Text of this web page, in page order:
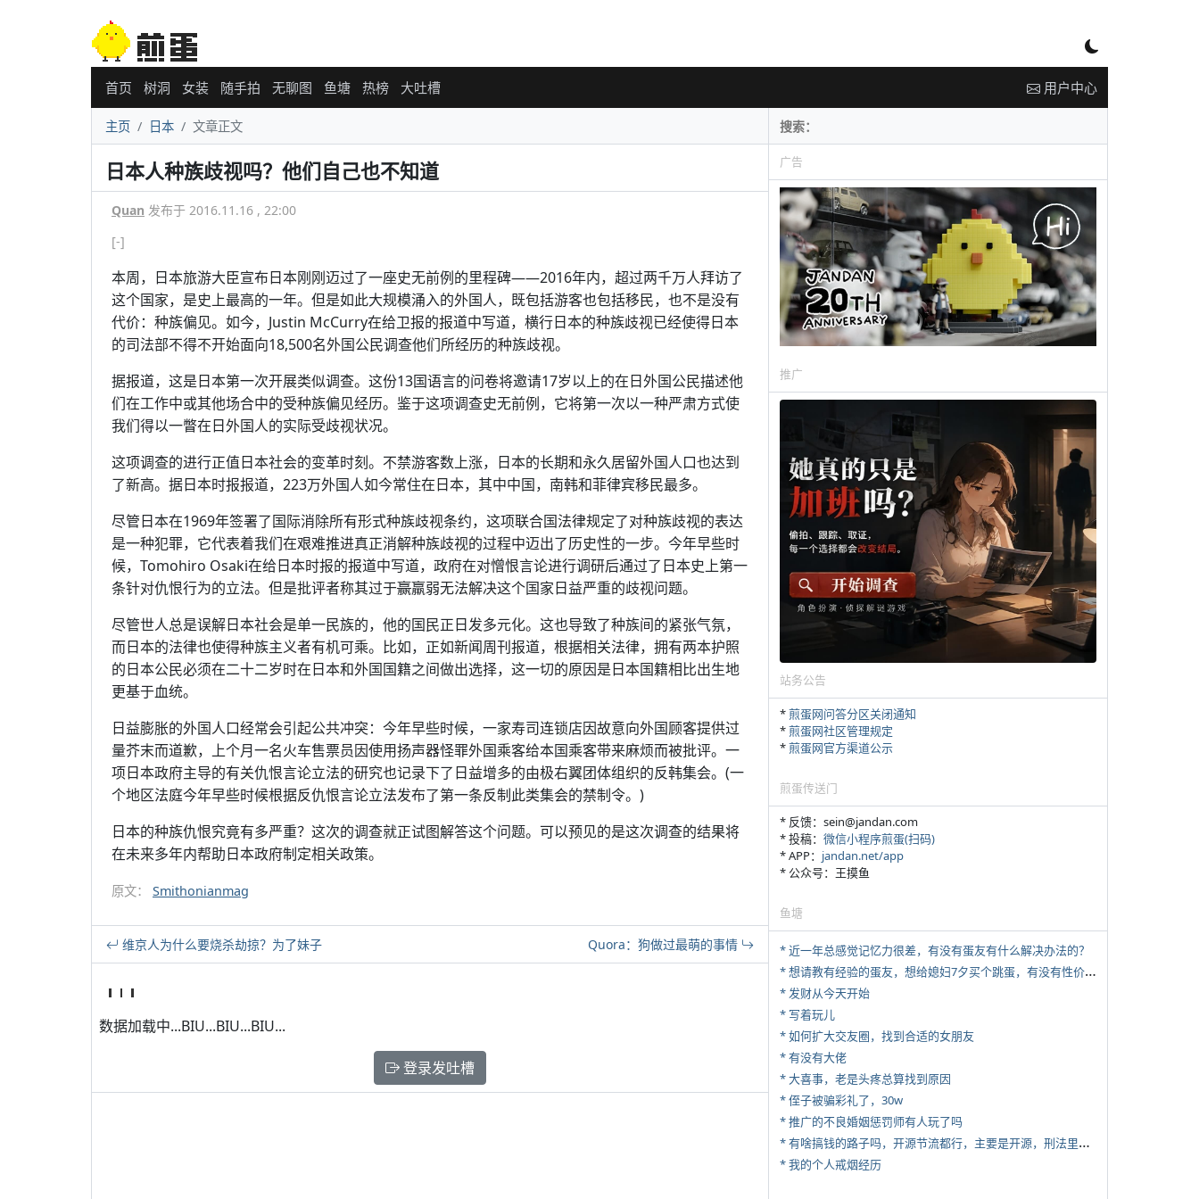
首页 树洞 女装 随手拍 无聊图 鱼塘 热榜 大吐槽 用户中心
主页 日本 文章正文
日本人种族歧视吗？他们自己也不知道
Quan 发布于 2016.11.16 , 22:00
[-]
本周，日本旅游大臣宣布日本刚刚迈过了一座史无前例的里程碑——2016年内，超过两千万人拜访了
这个国家，是史上最高的一年。但是如此大规模涌入的外国人，既包括游客也包括移民，也不是没有
代价：种族偏见。如今，Justin McCurry在给卫报的报道中写道，横行日本的种族歧视已经使得日本
的司法部不得不开始面向18,500名外国公民调查他们所经历的种族歧视。
据报道，这是日本第一次开展类似调查。这份13国语言的问卷将邀请17岁以上的在日外国公民描述他
们在工作中或其他场合中的受种族偏见经历。鉴于这项调查史无前例，它将第一次以一种严肃方式使
我们得以一瞥在日外国人的实际受歧视状况。
这项调查的进行正值日本社会的变革时刻。不禁游客数上涨，日本的长期和永久居留外国人口也达到
了新高。据日本时报报道，223万外国人如今常住在日本，其中中国，南韩和菲律宾移民最多。
尽管日本在1969年签署了国际消除所有形式种族歧视条约，这项联合国法律规定了对种族歧视的表达
是一种犯罪，它代表着我们在艰难推进真正消解种族歧视的过程中迈出了历史性的一步。今年早些时
候，Tomohiro Osaki在给日本时报的报道中写道，政府在对憎恨言论进行调研后通过了日本史上第一
条针对仇恨行为的立法。但是批评者称其过于赢羸弱无法解决这个国家日益严重的歧视问题。
尽管世人总是误解日本社会是单一民族的，他的国民正日发多元化。这也导致了种族间的紧张气氛，
而日本的法律也使得种族主义者有机可乘。比如，正如新闻周刊报道，根据相关法律，拥有两本护照
的日本公民必须在二十二岁时在日本和外国国籍之间做出选择，这一切的原因是日本国籍相比出生地
更基于血统。
日益膨胀的外国人口经常会引起公共冲突：今年早些时候，一家寿司连锁店因故意向外国顾客提供过
量芥末而道歉，上个月一名火车售票员因使用扬声器怪罪外国乘客给本国乘客带来麻烦而被批评。一
项日本政府主导的有关仇恨言论立法的研究也记录下了日益增多的由极右翼团体组织的反韩集会。(一
个地区法庭今年早些时候根据反仇恨言论立法发布了第一条反制此类集会的禁制令。)
日本的种族仇恨究竟有多严重？这次的调查就正试图解答这个问题。可以预见的是这次调查的结果将
在未来多年内帮助日本政府制定相关政策。
原文： Smithonianmag
维京人为什么要烧杀劫掠？为了妹子 Quora：狗做过最萌的事情
数据加载中...BIU...BIU...BIU...
登录发吐槽
广告
推广
站务公告
*煎蛋网问答分区关闭通知
*煎蛋网社区管理规定
*煎蛋网官方渠道公示
煎蛋传送门
* 反馈：sein@jandan.com
* 投稿： 微信小程序煎蛋(扫码)
* APP： jandan.net/app
* 公众号：王摸鱼
鱼塘
* 近一年总感觉记忆力很差，有没有蛋友有什么解决办法的？
*
想请教有经验的蛋友，想给媳妇7夕买个跳蛋，有没有性价比高的推荐
* 发财从今天开始
* 写着玩儿
* 如何扩大交友圈，找到合适的女朋友
* 有没有大佬
* 大喜事，老是头疼总算找到原因
* 侄子被骗彩礼了，30w
* 推广的不良婚姻惩罚师有人玩了吗
*
有啥搞钱的路子吗，开源节流都行，主要是开源，刑法里的咱不做
* 我的个人戒烟经历